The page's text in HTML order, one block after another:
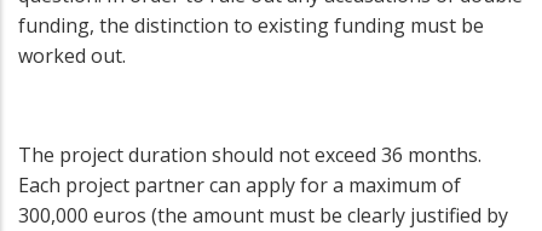
funding, the distinction to existing funding must be
worked out.
The project duration should not exceed 36 months.
Each project partner can apply for a maximum of
300,000 euros (the amount must be clearly justified by